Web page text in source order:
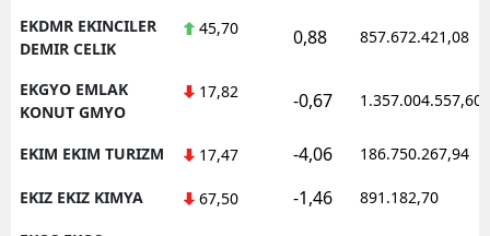
EKDMR EKINCILER
DEMIR CELIK
45,70 0,88 857.672.421,08
EKGYO EMLAK
KONUT GMYO
17,82 -0,67 1.357.004.557,60
EKIM EKIM TURIZM 17,47 -4,06 186.750.267,94
EKIZ EKIZ KIMYA 67,50 -1,46 891.182,70